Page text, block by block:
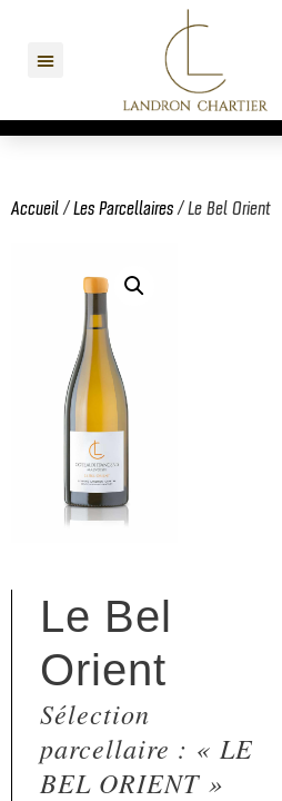
Accueil/Les Parcellaires/ Le Bel Orient
Le Bel
Orient
Sélection
parcellaire : « LE
BEL ORIENT »